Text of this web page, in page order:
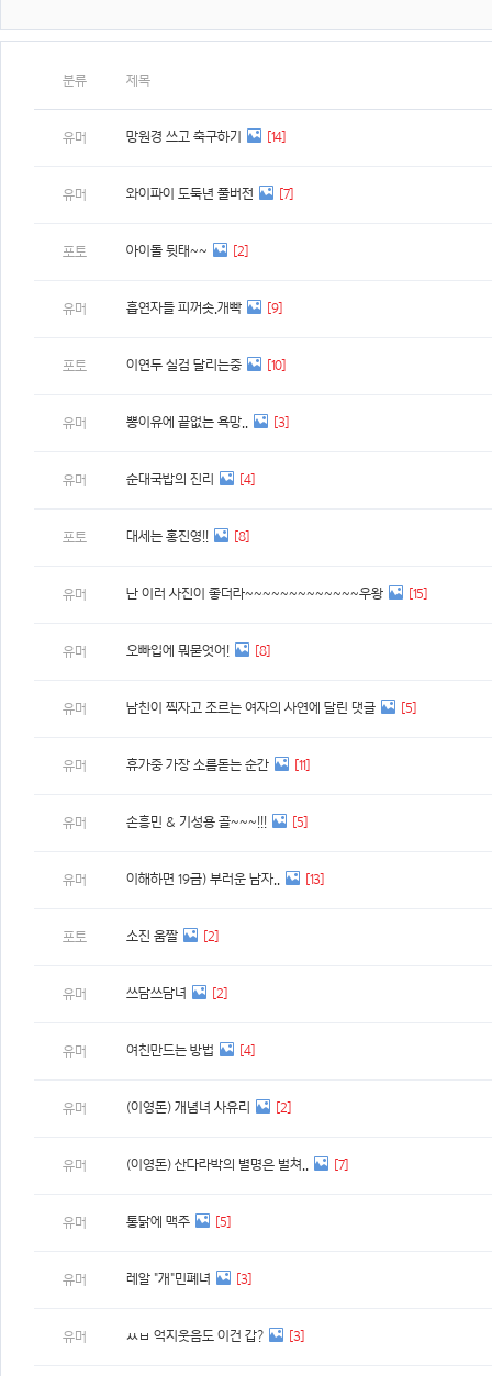
분류 제목
유머 망원경 쓰고 축구하기 [14]
유머 와이파이 도둑년 풀버전 [7]
포토 아이돌 뒷태~~ [2]
유머 흡연자들 피꺼솟.개빡 [9]
포토 이연두 실검 달리는중 [10]
유머 뽕이유에 끝없는 욕망.. [3]
유머 순대국밥의 진리 [4]
포토 대세는 홍진영!! [8]
유머 난 이러 사진이 좋더라~~~~~~~~~~~~~우왕 [15]
유머 오빠입에 뭐묻엇어! [8]
유머 남친이 찍자고 조르는 여자의 사연에 달린 댓글 [5]
유머 휴가중 가장 소름돋는 순간 [11]
유머 손흥민 & 기성용 골~~~!!! [5]
유머 이해하면 19금) 부러운 남자.. [13]
포토 소진 움짤 [2]
유머 쓰담쓰담녀 [2]
유머 여친만드는 방법 [4]
유머 (이영돈) 개념녀 사유리 [2]
유머 (이영돈) 산다라박의 별명은 벌쳐.. [7]
유머 통닭에 맥주 [5]
유머 레알 "개"민폐녀 [3]
유머 ㅆㅂ 억지웃음도 이건 갑? [3]